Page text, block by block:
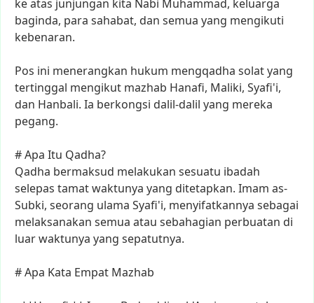
keatas junjungan kita Nabi Muhammad, keluarga
baginda, para sahabat, dan semua yang mengikuti
kebenaran.
Pos ini menerangkan hukum mengqadha solatyang
tertinggal mengikut mazhab Hanafi, Maliki, Syafi'i,
dan Hanbali. Ia berkongsi dalil-dalil yang mereka
pegang.
#Apa Itu Qadha?
Qadha bermaksud melakukan sesuatu ibadah
selepas tamatwaktunya yang ditetapkan. Imam as-
Subki, seorang ulama Syafi'i, menyifatkannya sebagai
melaksanakan semua atau sebahagian perbuatan di
luarwaktunya yang sepatutnya.
#Apa Kata Empat Mazhab